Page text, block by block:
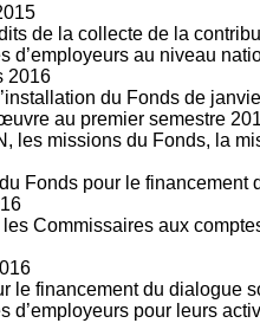
de la collecte de la
d’employeurs au niveau
2016
du Fonds de
au premier semestre
les missions du Fonds, la
Fonds pour le financement
Commissaires aux
le financement du dialogue
d’employeurs pour leurs